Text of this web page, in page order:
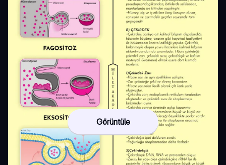
Görüntüle